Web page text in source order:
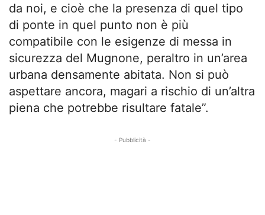
da noi, e cioè che la presenza di quel tipo
di ponte in quel punto non è più
compatibile con le esigenze di messa in
sicurezza del Mugnone, peraltro in un’area
urbana densamente abitata. Non si può
aspettare ancora, magari a rischio di un’altra
piena che potrebbe risultare fatale”.
- Pubblicità -